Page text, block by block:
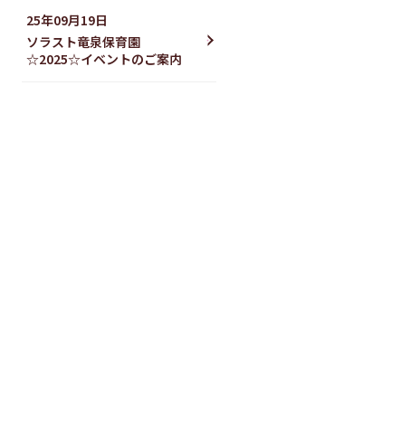
25年09月19日
ソラスト竜泉保育園
☆2025☆イベントのご案内